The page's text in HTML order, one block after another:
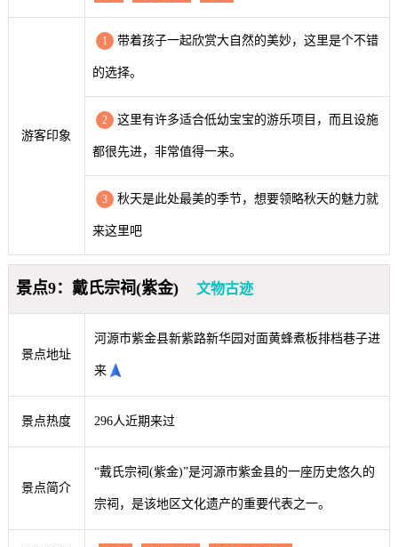
游客印象
1 带着孩子一起欣赏大自然的美妙，这里是个不错
的选择。
2 这里有许多适合低幼宝宝的游乐项目，而且设施
都很先进，非常值得一来。
3 秋天是此处最美的季节，想要领略秋天的魅力就
来这里吧
景点9：戴氏宗祠(紫金) 文物古迹
景点地址
河源市紫金县新紫路新华园对面黄蜂煮板排档巷子进
来
景点热度 296人近期来过
景点简介
“戴氏宗祠(紫金)”是河源市紫金县的一座历史悠久的
宗祠，是该地区文化遗产的重要代表之一。